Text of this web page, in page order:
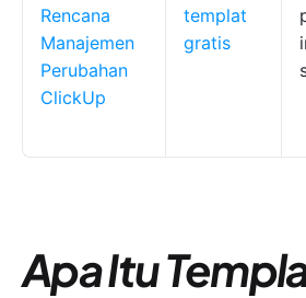
Rencana
Manajemen
Perubahan
ClickUp
templat
gratis
Apa Itu